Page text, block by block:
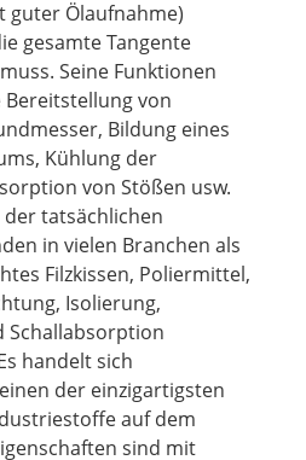
guter Ölaufnahme)
gesamte Tangente
Seine Funktionen
von
Bildung eines
Kühlung der
von Stößen usw.
tatsächlichen
in vielen Branchen als
Filzkissen, Poliermittel,
Isolierung,
Schallabsorption
handelt sich
der einzigartigsten
auf dem
sind mit